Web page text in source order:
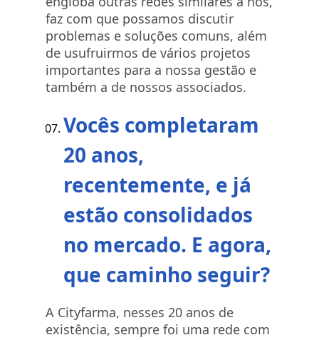
faz com que possamos discutir
problemas e soluções comuns, além
de usufruirmos de vários projetos
importantes para a nossa gestão e
também a de nossos associados.
Vocês completaram
20 anos,
recentemente, e já
estão consolidados
no mercado. E agora,
que caminho seguir?
A Cityfarma, nesses 20 anos de
existência, sempre foi uma rede com